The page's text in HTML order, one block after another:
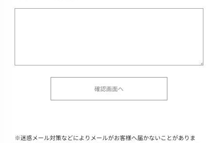
※迷惑メール対策などによりメールがお客様へ届かないことがありま